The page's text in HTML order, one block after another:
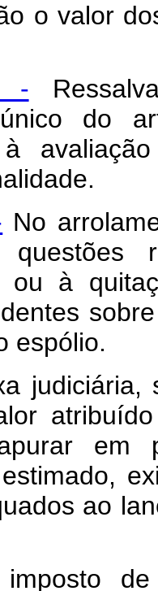
o valor
-
único do
à
No
questões
ou à
espólio.
judiciária,
em
ao
de